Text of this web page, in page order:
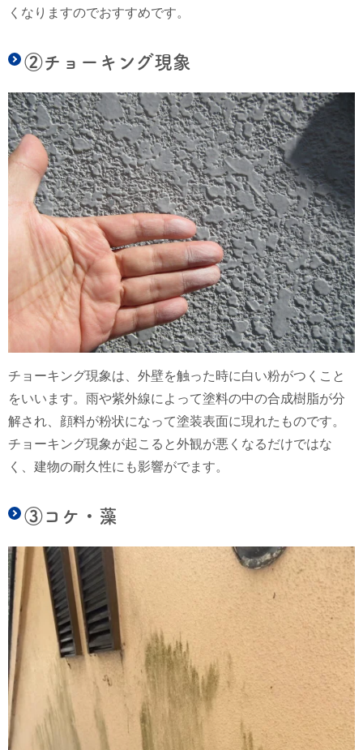
くなりますのでおすすめです。
②チョーキング現象
チョーキング現象は、外壁を触った時に白い粉がつくこと
をいいます。雨や紫外線によって塗料の中の合成樹脂が分
解され、顔料が粉状になって塗装表面に現れたものです。
チョーキング現象が起こると外観が悪くなるだけではな
く、建物の耐久性にも影響がでます。
③コケ・藻